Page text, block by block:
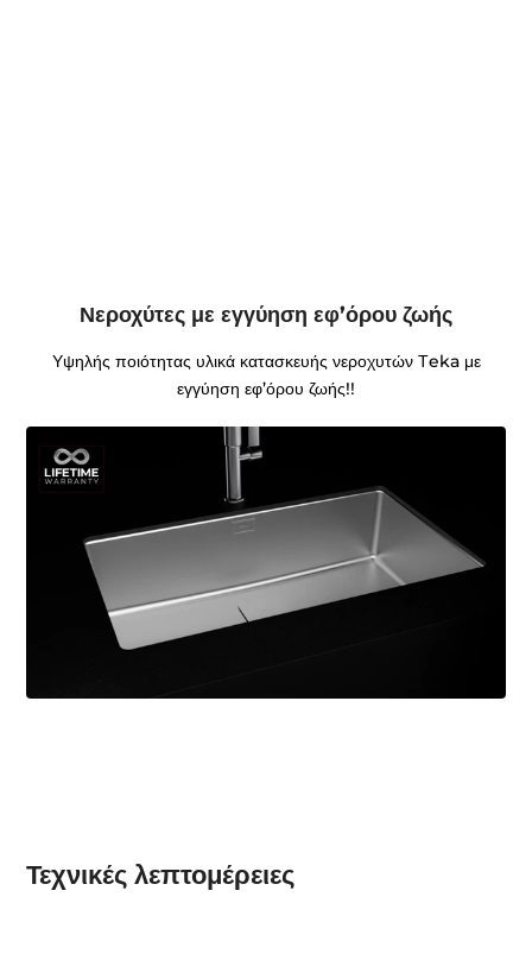
Νεροχύτες με εγγύηση εφ’όρου ζωής
Υψηλής ποιότητας υλικά κατασκευής νεροχυτών Τeka με
εγγύηση εφ’όρου ζωής!!
Τεχνικές λεπτομέρειες